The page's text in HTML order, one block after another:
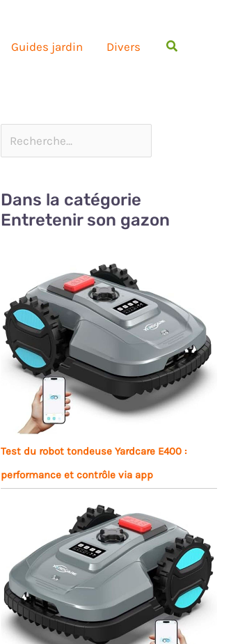
Guides jardin Divers
Dans la catégorie
Entretenir son gazon
Test du robot tondeuse Yardcare E400 :
performance et contrôle via app